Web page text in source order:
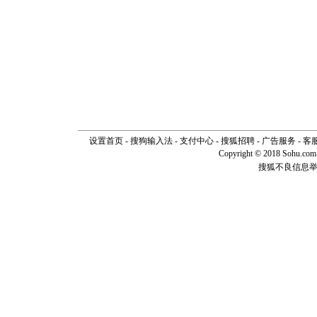
设置首页- 搜狗输入法- 支付中心- 搜狐招聘- 广告服务- 客
Copyright © 2018
搜狐不良信息